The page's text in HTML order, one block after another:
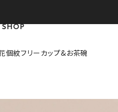
個紋フリーカップ&お茶碗